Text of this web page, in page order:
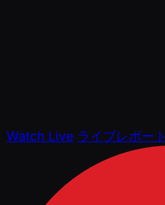
Watch Live ライブレポート